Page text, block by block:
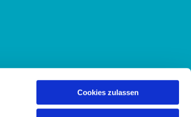
Cookies zulassen